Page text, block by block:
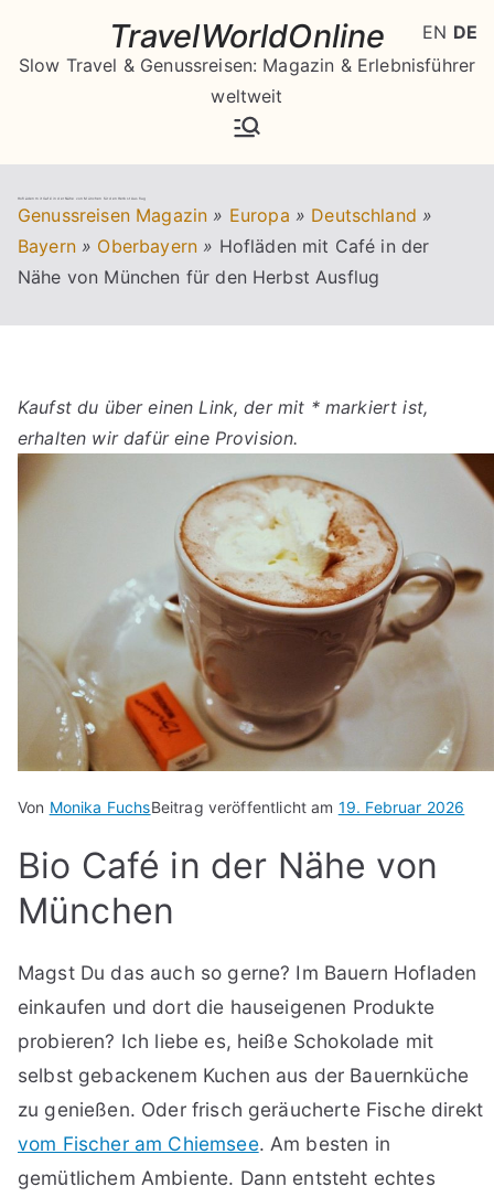
springen
TravelWorldOnline
Slow Travel & Genussreisen: Magazin & Erlebnisführer
weltweit
Hofläden mit Café in der Nähe von München für den Herbst Ausflug
Genussreisen Magazin » Europa » Deutschland »
Bayern » Oberbayern » Hofläden mit Café in der
Nähe von München für den Herbst Ausflug
Kaufst du über einen Link, der mit * markiert ist,
erhalten wir dafür eine Provision.
Von Monika FuchsBeitrag veröffentlicht am 19. Februar 2026
Bio Café in der Nähe von
München
Magst Du das auch so gerne? Im Bauern Hofladen
einkaufen und dort die hauseigenen Produkte
probieren? Ich liebe es, heiße Schokolade mit
selbst gebackenem Kuchen aus der Bauernküche
zu genießen. Oder frisch geräucherte Fische direkt
vom Fischer am Chiemsee. Am besten in
gemütlichem Ambiente. Dann entsteht echtes
EN DE